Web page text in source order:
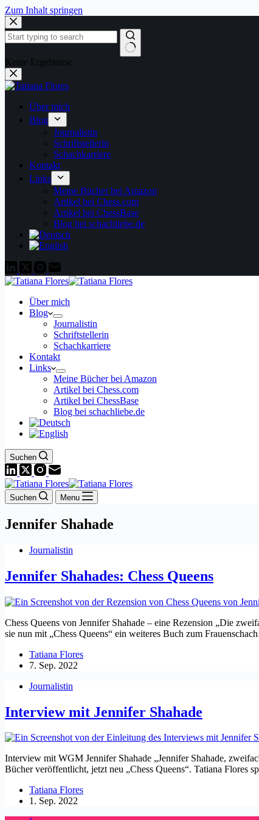
Zum Inhalt springen
Keine Ergebnisse
Über mich
Blog
Journalistin
Schriftstellerin
Schachkarriere
Kontakt
Links
Meine Bücher bei Amazon
Artikel bei Chess.com
Artikel bei ChessBase
Blog bei schachliebe.de
Über mich
Blog
Journalistin
Schriftstellerin
Schachkarriere
Kontakt
Links
Meine Bücher bei Amazon
Artikel bei Chess.com
Artikel bei ChessBase
Blog bei schachliebe.de
Suchen
Suchen Menu
Jennifer Shahade
Journalistin
Jennifer Shahades: Chess Queens
Chess Queens von Jennifer Shahade – eine Rezension „Die
sie nun mit „Chess Queens“ ein weiteres Buch zum
Tatiana Flores
7. Sep. 2022
Journalistin
Interview mit Jennifer Shahade
Interview mit WGM Jennifer Shahade „Jennifer Shahade,
Bücher veröffentlicht, jetzt neu „Chess Queens“. Tatiana Flores
Tatiana Flores
1. Sep. 2022